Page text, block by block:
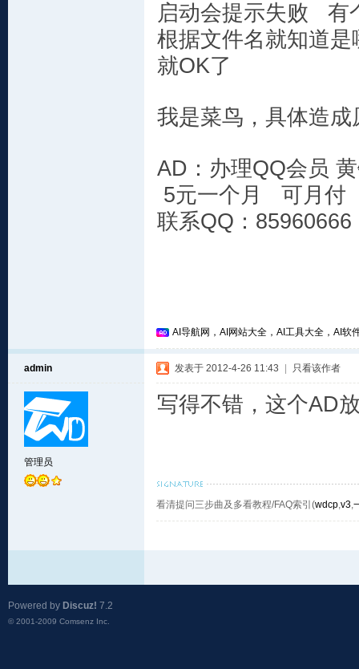
启动会提示失败 有
根据文件名就知道
就OK了
我是菜鸟，具体造
AD：办理QQ会员
5元一个月 可月付
联系QQ：85960666
AI导航网，AI网站大全，AI工具大全，AI软
admin
管理员
发表于 2012-4-26 11:43 只看该作者
写得不错，这个AD
看清提问三步曲及多看教程/FAQ索引(wdcp,v3,
Powered by Discuz! 7.2
© 2001-2009 Comsenz Inc.